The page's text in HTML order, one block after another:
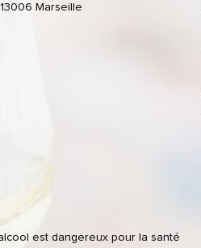
13006 Marseille
est dangereux pour la santé